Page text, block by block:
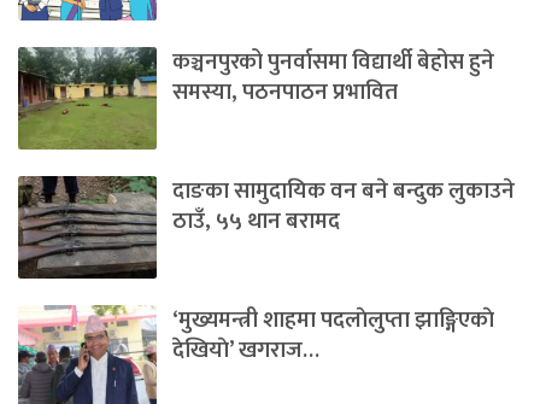
कञ्चनपुरको पुनर्वासमा विद्यार्थी बेहोस हुने
समस्या, पठनपाठन प्रभावित
दाङका सामुदायिक वन बने बन्दुक लुकाउने
ठाउँ, ५५ थान बरामद
‘मुख्यमन्त्री शाहमा पदलाेलुप्ता झाङ्गिएकाे
देखियाे’ खगराज…